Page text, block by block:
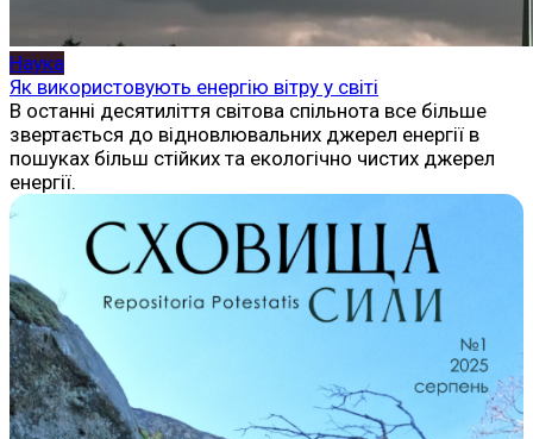
Наука
Як використовують енергію вітру у світі
В останні десятиліття світова спільнота все більше
звертається до відновлювальних джерел енергії в
пошуках більш стійких та екологічно чистих джерел
енергії.